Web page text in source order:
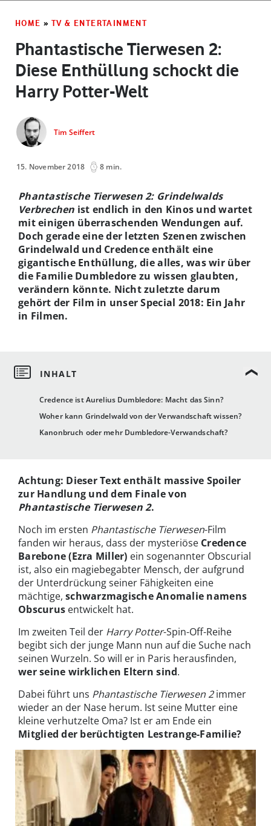
HOME » TV & ENTERTAINMENT
Phantastische Tierwesen 2:
Diese Enthüllung schockt die
Harry Potter-Welt
Tim Seiffert
15. November 2018 8 min.
Credence ist Aurelius Dumbledore: Macht das Sinn?
Woher kann Grindelwald von der Verwandschaft wissen?
Kanonbruch oder mehr Dumbledore-Verwandschaft?
Phantastische Tierwesen 2: Grindelwalds
Verbrechen ist endlich in den Kinos und wartet
mit einigen überraschenden Wendungen auf.
Doch gerade eine der letzten Szenen zwischen
Grindelwald und Credence enthält eine
gigantische Enthüllung, die alles, was wir über
die Familie Dumbledore zu wissen glaubten,
verändern könnte. Nicht zuletzte darum
gehört der Film in unser Special 2018: Ein Jahr
in Filmen.
Achtung: Dieser Text enthält massive Spoiler
zur Handlung und dem Finale von
Phantastische Tierwesen 2.
Noch im ersten Phantastische Tierwesen-Film
fanden wir heraus, dass der mysteriöse Credence
Barebone (Ezra Miller) ein sogenannter Obscurial
ist, also ein magiebegabter Mensch, der aufgrund
der Unterdrückung seiner Fähigkeiten eine
mächtige, schwarzmagische Anomalie namens
Obscurus entwickelt hat.
Im zweiten Teil der Harry Potter-Spin-Off-Reihe
begibt sich der junge Mann nun auf die Suche nach
seinen Wurzeln. So will er in Paris herausfinden,
wer seine wirklichen Eltern sind.
Dabei führt uns Phantastische Tierwesen 2immer
wieder an der Nase herum. Ist seine Mutter eine
kleine verhutzelte Oma? Ist er am Ende ein
Mitglied der berüchtigten Lestrange-Familie?